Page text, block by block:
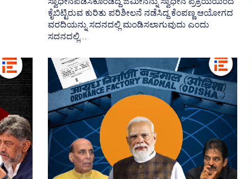
ಕೈಬಿಟ್ಟಿರುವ ಕುರಿತು ಪರಿಶೀಲನೆ ನಡೆಸಿದ್ದ ಕೆಂಪಣ್ಣ ಆಯೋಗದ
ವರದಿಯನ್ನು ಸದನದಲ್ಲಿ ಮಂಡಿಸಲಾಗುವುದು ಎಂದು
ಸದನದಲ್ಲಿ...